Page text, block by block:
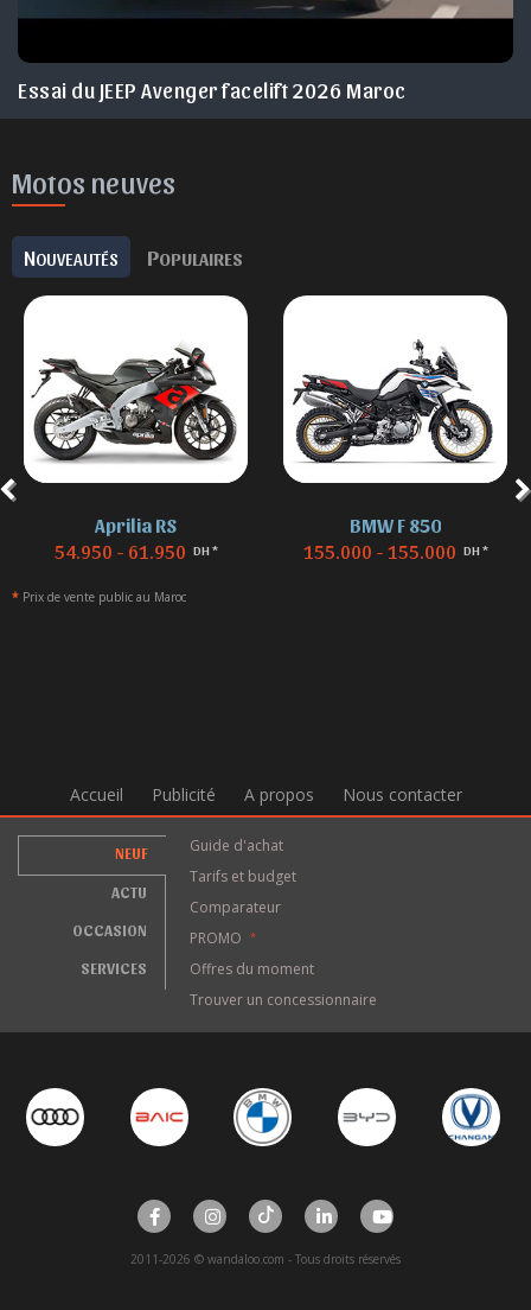
Essai du JEEP Avenger facelift 2026 Maroc
Motos neuves
NOUVEAUTÉS POPULAIRES
Aprilia RS
54.950 - 61.950 DH *
BMW F 850
155.000 - 155.000 DH *
* Prix de vente public au Maroc
Accueil Publicité A propos Nous contacter
NEUF
ACTU
OCCASION
SERVICES
Guide d'achat
Tarifs et budget
Comparateur
PROMO
*
Offres du moment
Trouver un concessionnaire
2011-2026 © wandaloo.com - Tous droits réservés